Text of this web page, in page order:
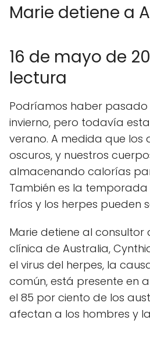
Marie detiene a
16 de mayo de
lectura
Podríamos haber pasado
invierno, pero todavía
verano. A medida que los
oscuros, y nuestros
almacenando calorías
También es la
fríos y los herpes pueden
Marie detiene al consultor
clínica de Australia,
el virus del herpes, la
común, está presente en
el 85 por ciento de los
afectan a los hombres y